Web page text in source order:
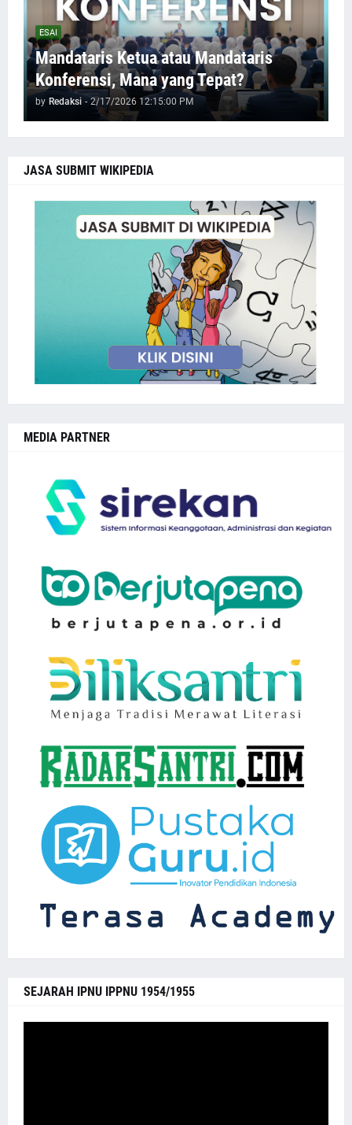
ESAI
Mandataris Ketua atau Mandataris
Konferensi, Mana yang Tepat?
by Redaksi - 2/17/2026 12:15:00 PM
JASA SUBMIT WIKIPEDIA
MEDIA PARTNER
SEJARAH IPNU IPPNU 1954/1955